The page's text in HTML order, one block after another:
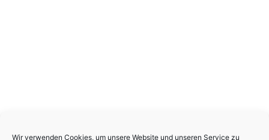
Wir verwenden Cookies, um unsere Website und unseren Service zu